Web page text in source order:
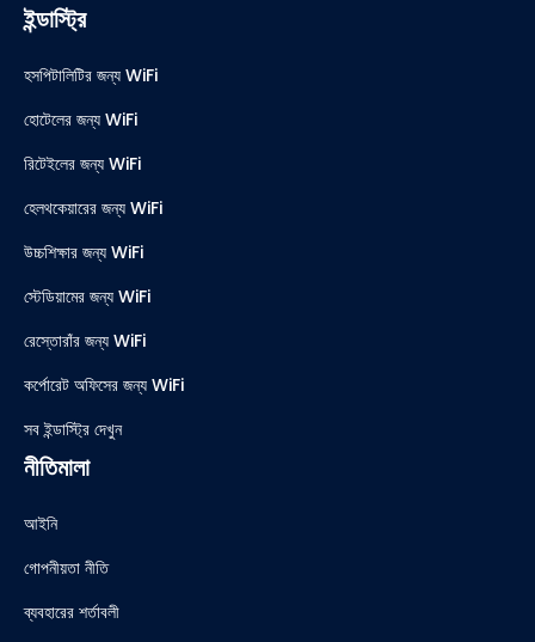
ইন্ডাস্ট্রি
হসপিটালিটির জন্য WiFi
হোটেলের জন্য WiFi
রিটেইলের জন্য WiFi
হেলথকেয়ারের জন্য WiFi
উচ্চশিক্ষার জন্য WiFi
স্টেডিয়ামের জন্য WiFi
রেস্তোরাঁর জন্য WiFi
কর্পোরেট অফিসের জন্য WiFi
সব ইন্ডাস্ট্রি দেখুন
নীতিমালা
আইনি
গোপনীয়তা নীতি
ব্যবহারের শর্তাবলী